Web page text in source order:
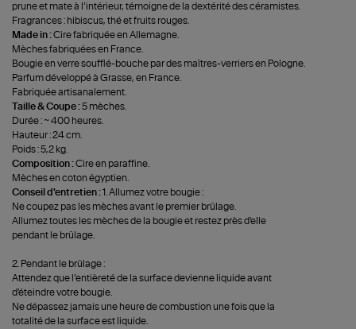
prune et mate à l’intérieur, témoigne de la dextérité des céramistes.
Fragrances : hibiscus, thé et fruits rouges.
Made in :Cire fabriquée en Allemagne.
Mèches fabriquées en France.
Bougie en verre soufflé-bouche par des maîtres-verriers en Pologne.
Parfum développé à Grasse, en France.
Fabriquée artisanalement.
Taille & Coupe :5 mèches.
Durée : ~ 400 heures.
Hauteur : 24 cm.
Poids : 5,2 kg.
Composition :Cire en paraffine.
Mèches en coton égyptien.
Conseil d'entretien :1. Allumez votre bougie :
Ne coupez pas les mèches avant le premier brûlage.
Allumez toutes les mèches de la bougie et restez près d'elle
pendant le brûlage.
2. Pendant le brûlage :
Attendez que l’entièreté de la surface devienne liquide avant
d'éteindre votre bougie.
Ne dépassez jamais une heure de combustion une fois que la
totalité de la surface est liquide.